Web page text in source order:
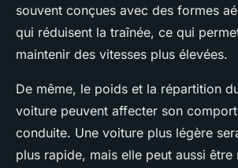
souvent conçues avec des formes
qui réduisent la traînée, ce qui
maintenir des vitesses plus élevées.
De même, le poids et la répartition
voiture peuvent affecter son
conduite. Une voiture plus légère
plus rapide, mais elle peut aussi être